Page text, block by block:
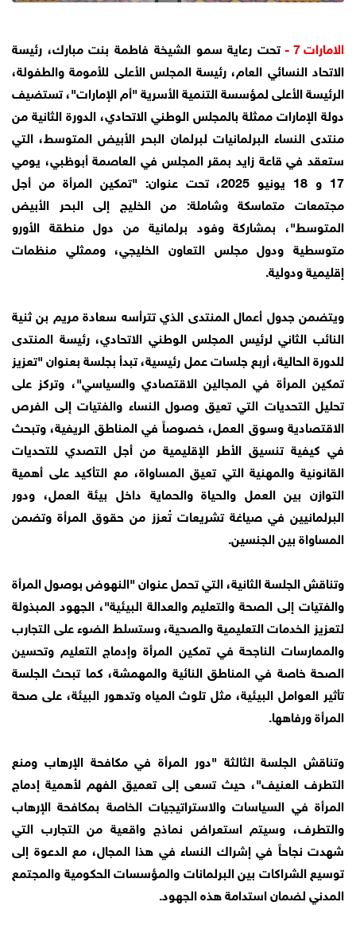
الامارات 7 -
تحت رعاية سمو الشيخة فاطمة بنت مبارك، رئيسة
الاتحاد النسائي العام، رئيسة المجلس الأعلى للأمومة والطفولة،
الرئيسة الأعلى لمؤسسة التنمية الأسرية "أم الإمارات"، تستضيف
دولة الإمارات ممثلة بالمجلس الوطني الاتحادي، الدورة الثانية من
منتدى النساء البرلمانيات لبرلمان البحر الأبيض المتوسط، التي
ستعقد في قاعة زايد بمقر المجلس في العاصمة أبوظبي، يومي
17 و 18 يونيو 2025، تحت عنوان: "تمكين المرأة من أجل
مجتمعات متماسكة وشاملة: من الخليج إلى البحر الأبيض
المتوسط"، بمشاركة وفود برلمانية من دول منطقة الأورو
متوسطية ودول مجلس التعاون الخليجي، وممثلي منظمات
إقليمية ودولية.
ويتضمن جدول أعمال المنتدى الذي تترأسه سعادة مريم بن ثنية
النائب الثاني لرئيس المجلس الوطني الاتحادي، رئيسة المنتدى
للدورة الحالية، أربع جلسات عمل رئيسية، تبدأ بجلسة بعنوان "تعزيز
تمكين المرأة في المجالين الاقتصادي والسياسي"، وتركز على
تحليل التحديات التي تعيق وصول النساء والفتيات إلى الفرص
الاقتصادية وسوق العمل، خصوصاً في المناطق الريفية، وتبحث
في كيفية تنسيق الأطر الإقليمية من أجل التصدي للتحديات
القانونية والمهنية التي تعيق المساواة، مع التأكيد على أهمية
التوازن بين العمل والحياة والحماية داخل بيئة العمل، ودور
البرلمانيين في صياغة تشريعات تُعزز من حقوق المرأة وتضمن
المساواة بين الجنسين.
وتناقش الجلسة الثانية، التي تحمل عنوان "النهوض بوصول المرأة
والفتيات إلى الصحة والتعليم والعدالة البيئية"، الجهود المبذولة
لتعزيز الخدمات التعليمية والصحية، وستسلط الضوء على التجارب
والممارسات الناجحة في تمكين المرأة وإدماج التعليم وتحسين
الصحة خاصة في المناطق النائية والمهمشة، كما تبحث الجلسة
تأثير العوامل البيئية، مثل تلوث المياه وتدهور البيئة، على صحة
المرأة ورفاهها.
وتناقش الجلسة الثالثة "دور المرأة في مكافحة الإرهاب ومنع
التطرف العنيف"، حيث تسعى إلى تعميق الفهم لأهمية إدماج
المرأة في السياسات والاستراتيجيات الخاصة بمكافحة الإرهاب
والتطرف، وسيتم استعراض نماذج واقعية من التجارب التي
شهدت نجاحاً في إشراك النساء في هذا المجال، مع الدعوة إلى
توسيع الشراكات بين البرلمانات والمؤسسات الحكومية والمجتمع
المدني لضمان استدامة هذه الجهود.